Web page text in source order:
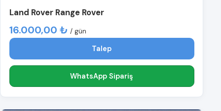
Land Rover Range Rover
16.000,00 ₺ / gün
Talep
WhatsApp Sipariş